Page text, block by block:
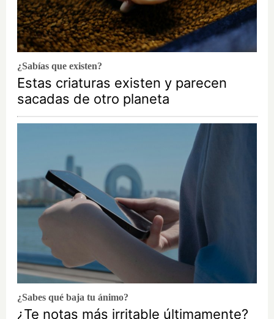
¿Sabías que existen?
Estas criaturas existen y parecen
sacadas de otro planeta
¿Sabes qué baja tu ánimo?
¿Te notas más irritable últimamente?